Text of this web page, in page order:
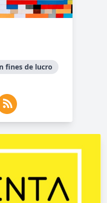
fines de lucro